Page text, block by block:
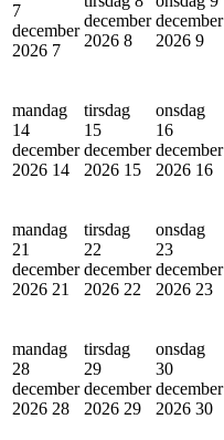
7
december
2026 7
december
2026 8
december
2026 9
mandag
14
december
2026 14
tirsdag
15
december
2026 15
onsdag
16
december
2026 16
mandag
21
december
2026 21
tirsdag
22
december
2026 22
onsdag
23
december
2026 23
mandag
28
december
2026 28
tirsdag
29
december
2026 29
onsdag
30
december
2026 30